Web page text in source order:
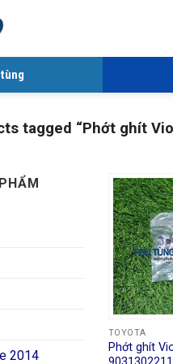
tagged “Phớt ghít
2014
TOYOTA
Phớt ghít